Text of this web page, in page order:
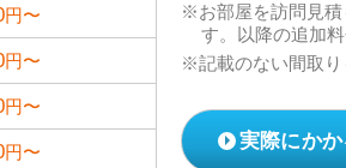
円〜
円〜
円〜
円〜
お部屋を訪問見
す。以降の追加
記載のない間取り
実際にか